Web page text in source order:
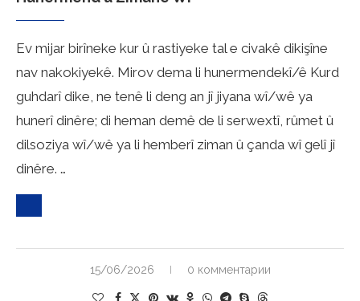
Ev mijar birîneke kur û rastiyeke tal e civakê dikişîne
nav nakokiyekê. Mirov dema li hunermendekî/ê Kurd
guhdarî dike, ne tenê li deng an jî jiyana wî/wê ya
hunerî dinêre; di heman demê de li serwextî, rûmet û
dilsoziya wî/wê ya li hemberî ziman û çanda wî gelî jî
dinêre. …
15/06/2026 0 комментарии